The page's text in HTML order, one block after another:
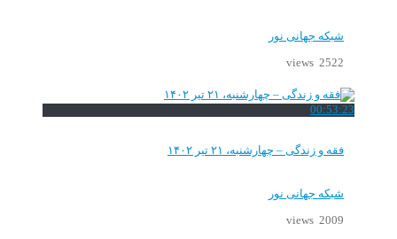
شبکه جهانی نور
2522 views
00:53:23
فقه و زندگی – چهارشنبه، ۲۱ تیر ۱۴۰۲
شبکه جهانی نور
2009 views